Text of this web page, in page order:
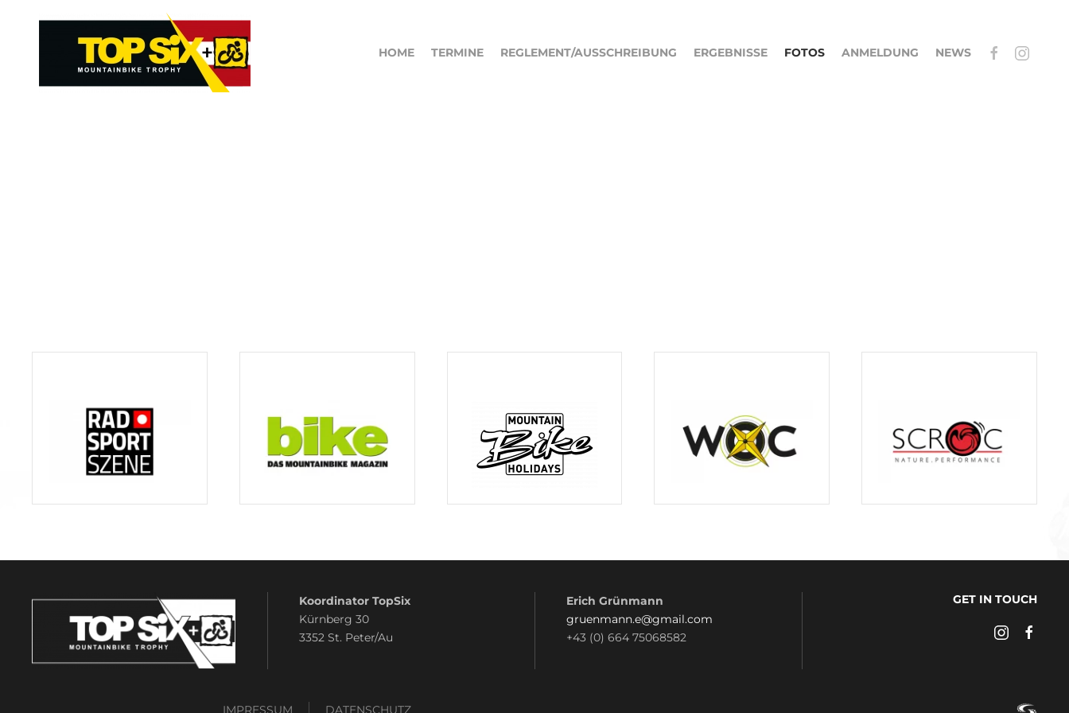
Skip to main content
HOME TERMINE REGLEMENT/AUSSCHREIBUNG ERGEBNISSE FOTOS ANMELDUNG NEWS
Koordinator TopSix
Kürnberg 30
3352 St. Peter/Au
Erich Grünmann
gruenmann.e@gmail.com
+43 (0) 664 75068582
GET IN TOUCH
IMPRESSUM DATENSCHUTZ